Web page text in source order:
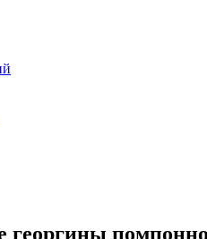
георгины